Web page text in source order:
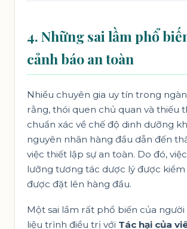
4. Những sai lầm phổ
cảnh báo an toàn
Nhiều chuyên gia uy tín trong
rằng, thói quen chủ quan và thiếu
chuẩn xác về chế độ dinh dưỡng
nguyên nhân hàng đầu dẫn đến
việc thiết lập sự an toàn. Do đó,
lưỡng tương tác dược lý được kiểm
được đặt lên hàng đầu.
Một sai lầm rất phổ biến của
liệu trình điều trị với Tác hại của